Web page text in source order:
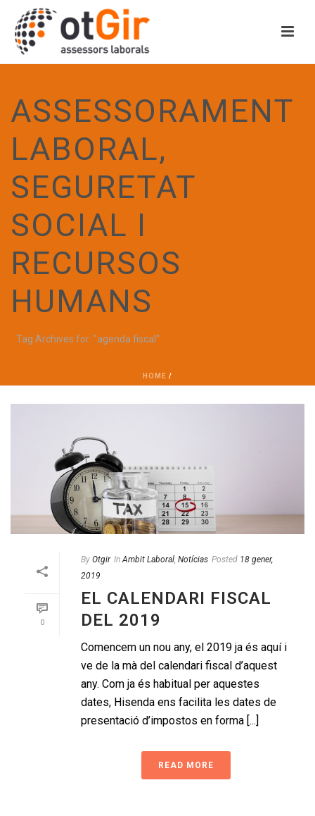
ASSESSORAMENT
LABORAL,
SEGURETAT
SOCIAL I
RECURSOS
HUMANS
Tag Archives for: "agenda fiscal"
HOME /
0
By Otgir In Ambit Laboral Notícias Posted 18 gener,
2019
EL CALENDARI FISCAL
DEL 2019
Comencem un nou any, el 2019 ja és aquí i
ve de la mà del calendari fiscal d’aquest
any. Com ja és habitual per aquestes
dates, Hisenda ens facilita les dates de
presentació d’impostos en forma [...]
READ MORE